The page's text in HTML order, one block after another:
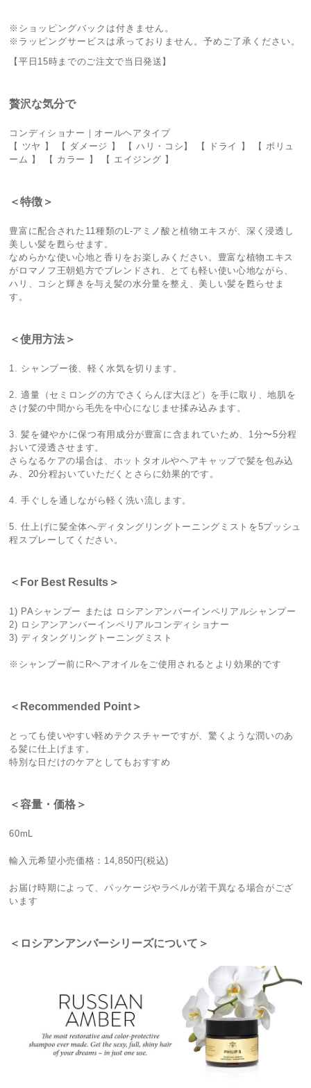
※ショッピングバックは付きません。
※ラッピングサービスは承っておりません。予めご了承ください。
【平日15時までのご注文で当日発送】
贅沢な気分で
コンディショナー｜オールヘアタイプ
【 ツヤ 】 【 ダメージ 】 【 ハリ・コシ】 【 ドライ 】 【 ボリュ
ーム 】 【 カラー 】 【 エイジング 】
＜特徴＞
豊富に配合された11種類のL-アミノ酸と植物エキスが、深く浸透し
美しい髪を甦らせます。
なめらかな使い心地と香りをお楽しみください。豊富な植物エキス
がロマノフ王朝処方でブレンドされ、とても軽い使い心地ながら、
ハリ、コシと輝きを与え髪の水分量を整え、美しい髪を甦らせま
す。
＜使用方法＞
1. シャンプー後、軽く水気を切ります。
2. 適量（セミロングの方でさくらんぼ大ほど）を手に取り、地肌を
さけ髪の中間から毛先を中心になじませ揉み込みます。
3. 髪を健やかに保つ有用成分が豊富に含まれていため、1分〜5分程
おいて浸透させます。
さらなるケアの場合は、ホットタオルやヘアキャップで髪を包み込
み、20分程おいていただくとさらに効果的です。
4. 手ぐしを通しながら軽く洗い流します。
5. 仕上げに髪全体へディタングリングトーニングミストを5プッシュ
程スプレーしてください。
＜For Best Results＞
1) PAシャンプー または ロシアンアンバーインペリアルシャンプー
2) ロシアンアンバーインペリアルコンディショナー
3) ディタングリングトーニングミスト
※シャンプー前にRヘアオイルをご使用されるとより効果的です
＜Recommended Point＞
とっても使いやすい軽めテクスチャーですが、驚くような潤いのあ
る髪に仕上げます。
特別な日だけのケアとしてもおすすめ
＜容量・価格＞
60mL
輸入元希望小売価格：14,850円(税込)
お届け時期によって、パッケージやラベルが若干異なる場合がござ
います
＜ロシアンアンバーシリーズについて＞